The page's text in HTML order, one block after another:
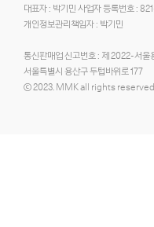
대표자 : 박기민 사업자 등록번호 :
개인정보관리책임자 : 박기민
통신판매업 신고번호 : 제 2022-서울
서울특별시 용산구 두텁바위로 177
ⓒ 2023. MMK all rights reserved